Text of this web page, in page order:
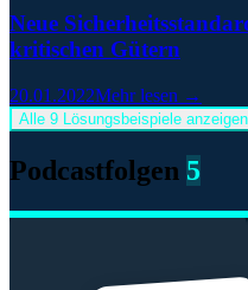
Neue
kritischen Gütern
20.01.2022Mehr lesen →
Alle 9 Lösungsbeispiele anzeigen
Podcastfolgen 5